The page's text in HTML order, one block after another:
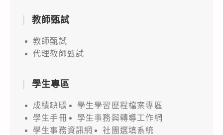
教師甄試
教師甄試
代理教師甄試
學生專區
成績缺曠
學生學習歷程檔案專區
學生手冊
學生事務與轉導工作網
學生事務資訊網
社團選填系統